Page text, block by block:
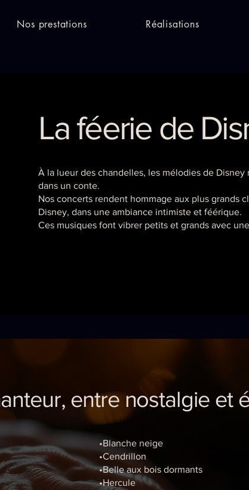
Nos prestations Réalisations
La féerie de
À la lueur des chandelles, les mélodies de
dans un conte.
Nos concerts rendent hommage aux plus grands
Disney, dans une ambiance intimiste et féérique.
Ces musiques font vibrer petits et grands avec
entre nostalgie et
•Blanche neige
•Cendrillon
•Belle aux bois dormants
•Hercule